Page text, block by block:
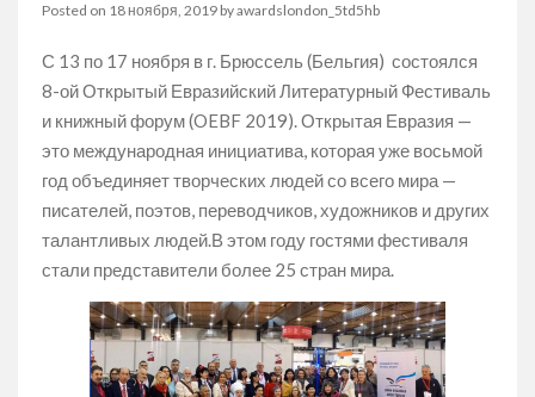
Posted on 18 ноября, 2019 byawardslondon_5td5hb
С 13 по 17 ноября в г. Брюссель (Бельгия) состоялся
8-ой Открытый Евразийский Литературный Фестиваль
и книжный форум (OEBF 2019). Открытая Евразия —
это международная инициатива, которая уже восьмой
год объединяет творческих людей со всего мира —
писателей, поэтов, переводчиков, художников и других
талантливых людей.В этом году гостями фестиваля
стали представители более 25 стран мира.